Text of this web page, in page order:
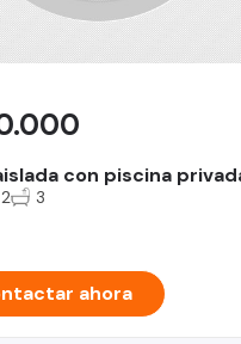
con piscina
2 3
ahora